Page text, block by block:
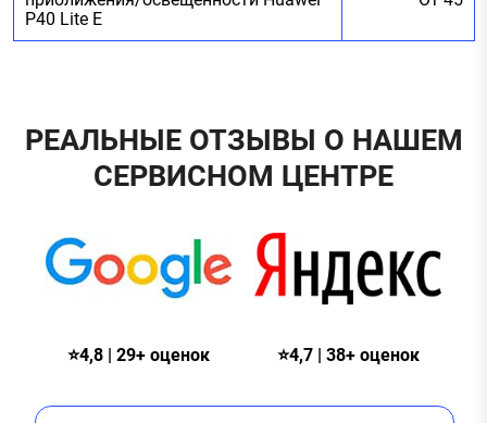
P40 Lite E
РЕАЛЬНЫЕ ОТЗЫВЫ О НАШЕМ
СЕРВИСНОМ ЦЕНТРЕ
⭐4,8 | 29+ оценок ⭐4,7 | 38+ оценок